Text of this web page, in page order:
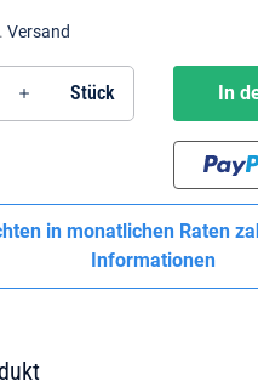
Versand
Stück In
in monatlichen Raten
Informationen